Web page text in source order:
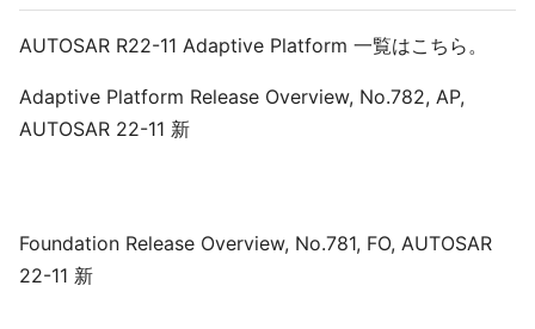
AUTOSAR R22-11 Adaptive Platform 一覧はこちら。
Adaptive Platform Release Overview, No.782, AP,
AUTOSAR 22-11 新
Foundation Release Overview, No.781, FO, AUTOSAR
22-11 新